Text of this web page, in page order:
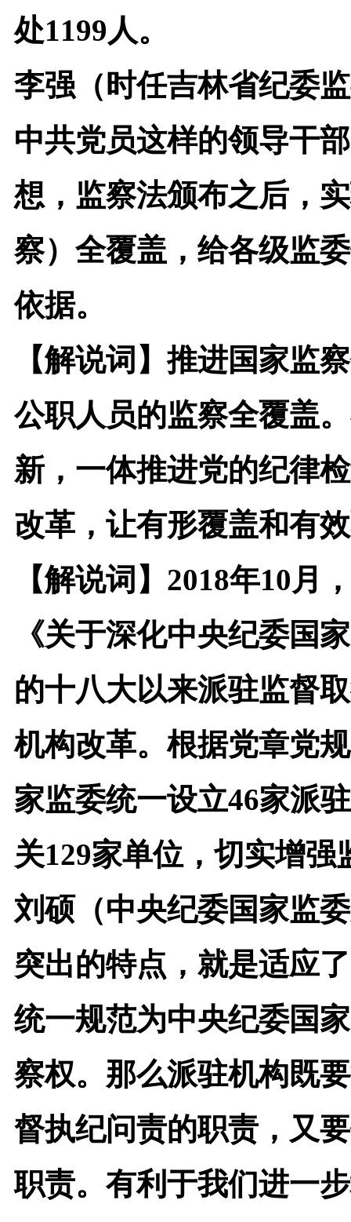
处1199人。
李强（时任吉林省纪委
中共党员这样的领导干
想，监察法颁布之后，
察）全覆盖，给各级监
依据。
【解说词】推进国家监
公职人员的监察全覆盖
新，一体推进党的纪律
改革，让有形覆盖和有
【解说词】 2018年10月
《关于深化中央纪委国
的十八大以来派驻监督
机构改革。根据党章党
家监委统一设立46家派
关129家单位，切实增
刘硕（中央纪委国家监
突出的特点，就是适应
统一规范为中央纪委国
察权。那么派驻机构既
督执纪问责的职责，又
职责。有利于我们进一